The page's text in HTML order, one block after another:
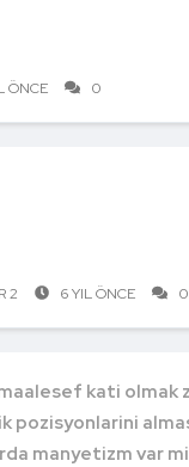
ÖNCE 0
2 6 YIL ÖNCE 0
kati olmak
pozisyonlarini
manyetizm var